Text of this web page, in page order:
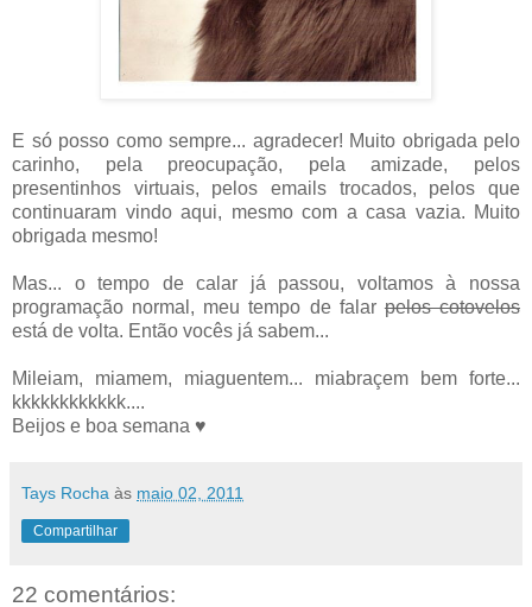
E só posso como sempre... agradecer! Muito obrigada pelo
carinho, pela preocupação, pela amizade, pelos
presentinhos virtuais, pelos emails trocados, pelos que
continuaram vindo aqui, mesmo com a casa vazia. Muito
obrigada mesmo!
Mas... o tempo de calar já passou, voltamos à nossa
programação normal, meu tempo de falar pelos cotovelos
está de volta. Então vocês já sabem...
Mileiam, miamem, miaguentem... miabraçem bem forte...
kkkkkkkkkkkk....
Beijos e boa semana ♥
Tays Rocha às maio 02, 2011
Compartilhar
22 comentários: